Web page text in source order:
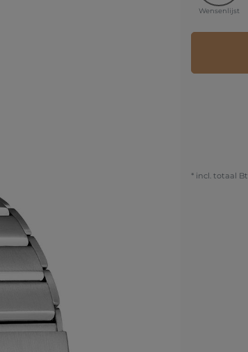
Wensenlijst
* incl. totaal